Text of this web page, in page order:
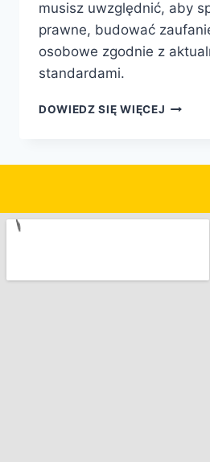
musisz uwzględnić, aby
prawne, budować
osobowe zgodnie z
standardami.
DOWIEDZ SIĘ WIĘCEJ